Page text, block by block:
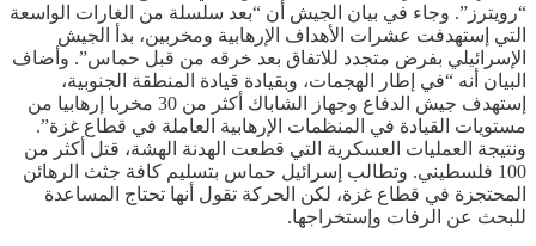
“رويترز”. وجاء في بيان الجيش أن “بعد سلسلة من الغارات الواسعة
التي إستهدفت عشرات الأهداف الإرهابية ومخربين، بدأ الجيش
الإسرائيلي بفرض متجدد للاتفاق بعد خرقه من قبل حماس”. وأضاف
البيان أنه “في إطار الهجمات، وبقيادة قيادة المنطقة الجنوبية،
إستهدف جيش الدفاع وجهاز الشاباك أكثر من 30 مخربا إرهابيا من
مستويات القيادة في المنظمات الإرهابية العاملة في قطاع غزة”.
ونتيجة العمليات العسكرية التي قطعت الهدنة الهشة، قتل أكثر من
100 فلسطيني. وتطالب إسرائيل حماس بتسليم كافة جثث الرهائن
المحتجزة في قطاع غزة، لكن الحركة تقول أنها تحتاج المساعدة
للبحث عن الرفات وإستخراجها.